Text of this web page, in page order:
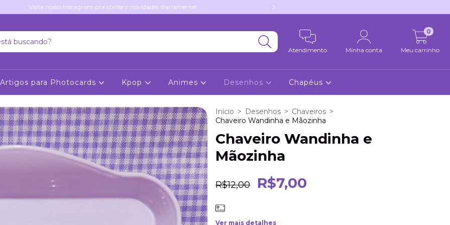
Visite nosso Instagram pra conferir novidades diariamente!
Atendimento Minha conta Meu carrinho
0
Artigos para Photocards Kpop Animes Desenhos Chapéus
Início > Desenhos > Chaveiros >
Chaveiro Wandinha e Mãozinha
Chaveiro Wandinha e
Mãozinha
R$12,00 R$7,00
Ver mais detalhes